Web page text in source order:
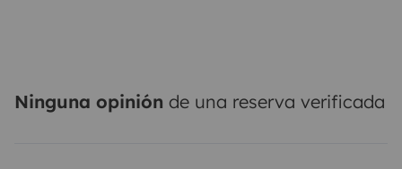
Ninguna opinión de una reserva verificada